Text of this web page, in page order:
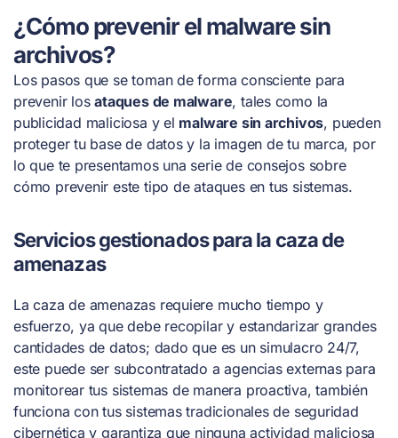
¿Cómo prevenir el malware sin
archivos?
Los pasos que se toman de forma consciente para
prevenir losataques de malware, tales como la
publicidad maliciosa y el malware sin archivos, pueden
proteger tu base de datos y la imagen de tu marca, por
lo que te presentamos una serie de consejos sobre
cómo prevenir este tipo de ataques en tus sistemas.
Servicios gestionados para la caza de
amenazas
La caza de amenazas requiere mucho tiempo y
esfuerzo, ya que debe recopilar y estandarizar grandes
cantidades de datos; dado que es un simulacro 24/7,
este puede ser subcontratado a agencias externas para
monitorear tus sistemas de manera proactiva, también
funciona con tus sistemas tradicionales de seguridad
cibernética y garantiza que ninguna actividad maliciosa